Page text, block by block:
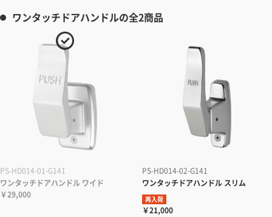
ワンタッチドアハンドルの全2商品
PS-HD014-01-G141
ワンタッチドアハンドル ワイド
￥29,000
PS-HD014-02-G141
ワンタッチドアハンドル スリム
再入荷
￥21,000